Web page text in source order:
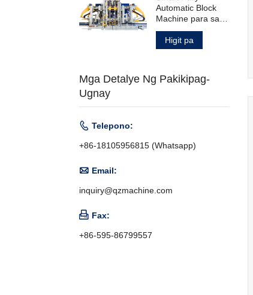
Automatic Block
Machine para sa
Paggawa ng mga
Produktong
Kongkreto
Higit pa
Mga Detalye Ng Pakikipag-
Ugnay
 Telepono:
+86-18105956815 (Whatsapp)
 Email:
inquiry@qzmachine.com
 Fax:
+86-595-86799557